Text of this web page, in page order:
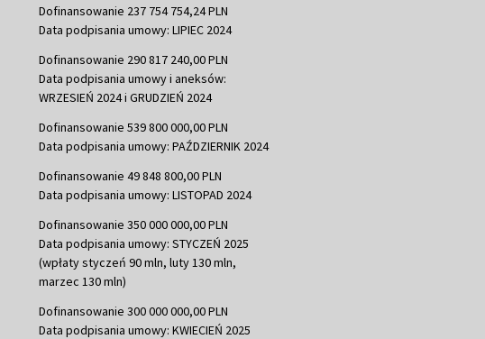
Dofinansowanie 237 754 754,24 PLN
Data podpisania umowy: LIPIEC 2024
Dofinansowanie 290 817 240,00 PLN
Data podpisania umowy i aneksów:
WRZESIEŃ 2024 i GRUDZIEŃ 2024
Dofinansowanie 539 800 000,00 PLN
Data podpisania umowy: PAŹDZIERNIK 2024
Dofinansowanie 49 848 800,00 PLN
Data podpisania umowy: LISTOPAD 2024
Dofinansowanie 350 000 000,00 PLN
Data podpisania umowy: STYCZEŃ 2025
(wpłaty styczeń 90 mln, luty 130 mln,
marzec 130 mln)
Dofinansowanie 300 000 000,00 PLN
Data podpisania umowy: KWIECIEŃ 2025